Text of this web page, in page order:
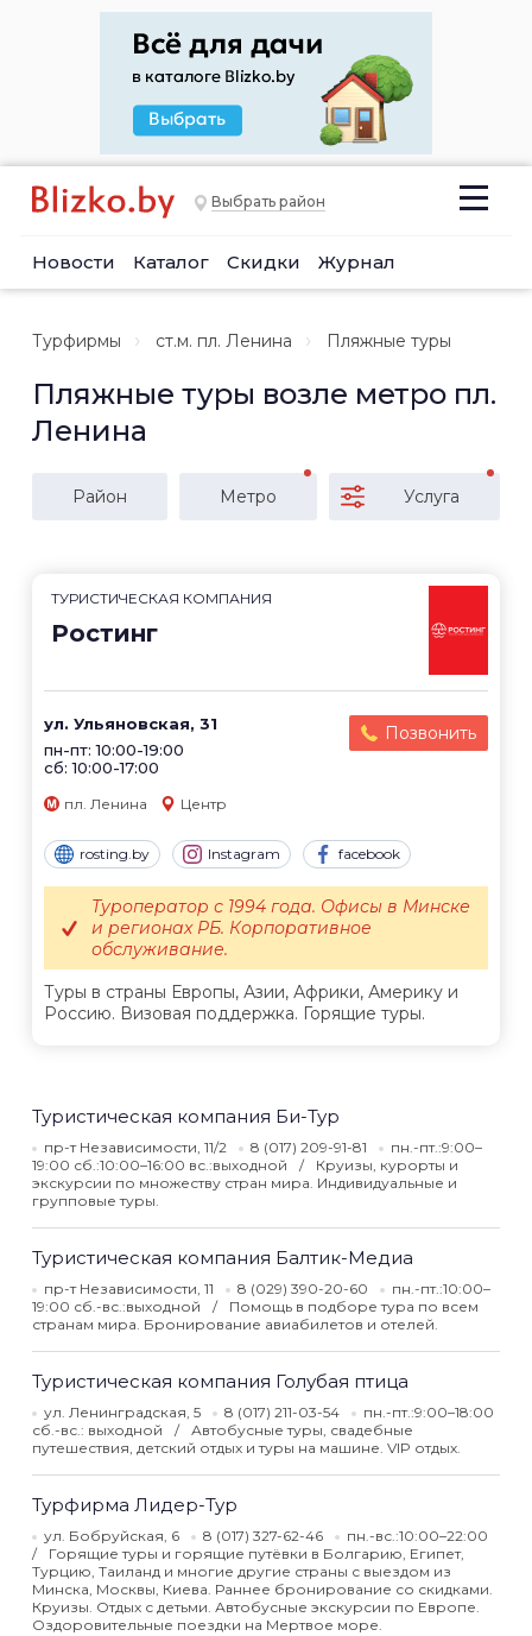
Выбрать район
Новости Каталог Скидки Журнал
Турфирмы ст.м. пл. Ленина Пляжные туры
Пляжные туры возле метро пл.
Ленина
Район Метро Услуга
ТУРИСТИЧЕСКАЯ КОМПАНИЯ
Ростинг
ул. Ульяновская, 31
пн-пт: 10:00-19:00
сб: 10:00-17:00
Позвонить
пл. Ленина Центр
rosting.by Instagram facebook
Туры в страны Европы, Азии, Африки, Америку и
Россию. Визовая поддержка. Горящие туры.
Туроператор с 1994 года. Офисы в Минске
и регионах РБ. Корпоративное
обслуживание.
Туристическая компания Би-Тур
пр-т Независимости, 11/2 8 (017) 209-91-81
пн.-пт.:9:00–
19:00 сб.:10:00–16:00 вс.:выходной
Круизы, курорты и
экскурсии по множеству стран мира. Индивидуальные и
групповые туры.
Туристическая компания Балтик-Медиа
пр-т Независимости, 11 8 (029) 390-20-60
пн.-пт.:10:00–
19:00 сб.-вс.:выходной
Помощь в подборе тура по всем
странам мира. Бронирование авиабилетов и отелей.
Туристическая компания Голубая птица
ул. Ленинградская, 5 8 (017) 211-03-54
пн.-пт.:9:00–18:00
сб.-вс.: выходной
Автобусные туры, свадебные
путешествия, детский отдых и туры на машине. VIP отдых.
Турфирма Лидер-Тур
ул. Бобруйская, 6 8 (017) 327-62-46
пн.-вс.:10:00–22:00
Горящие туры и горящие путёвки в Болгарию, Египет,
Турцию, Таиланд и многие другие страны с выездом из
Минска, Москвы, Киева. Раннее бронирование со скидками.
Круизы. Отдых с детьми. Автобусные экскурсии по Европе.
Оздоровительные поездки на Мертвое море.